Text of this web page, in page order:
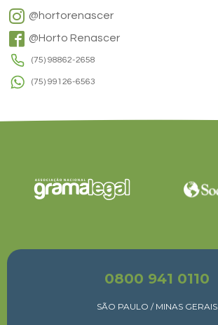
@hortorenascer
@Horto Renascer
(75) 98862-2658
(75) 99126-6563
0800 941 0110
SÃO PAULO / MINAS GERAIS